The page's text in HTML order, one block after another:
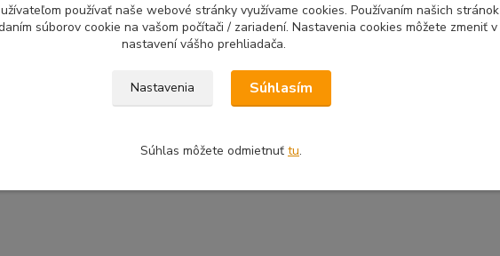
používať naše webové stránky využívame cookies. Používaním našich stránok
súborov cookie na vašom počítači / zariadení. Nastavenia cookies môžete zmeniť v
nastavení vášho prehliadača.
Nastavenia Súhlasím
Súhlas môžete odmietnuť tu.